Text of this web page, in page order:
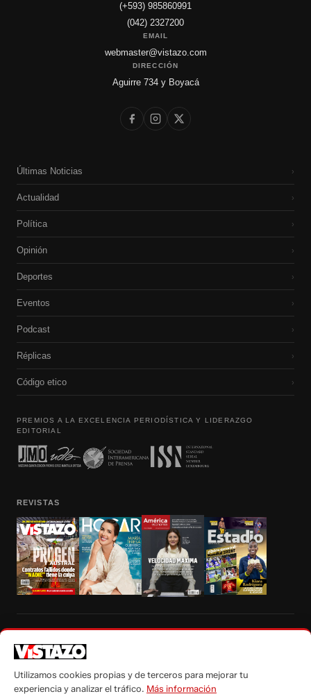
(+593) 985860991
(042) 2327200
EMAIL
webmaster@vistazo.com
DIRECCIÓN
Aguirre 734 y Boyacá
Últimas Noticias ›
Actualidad ›
Política ›
Opinión ›
Deportes ›
Eventos ›
Podcast ›
Réplicas ›
Código etico ›
PREMIOS A LA EXCELENCIA PERIODÍSTICA Y LIDERAZGO
EDITORIAL
REVISTAS
autorización escrita de su titular, de todos los contenidos de Vistazo.com.
Utilizamos cookies propias y de terceros para mejorar tu
experiencia y analizar el tráfico. Más información